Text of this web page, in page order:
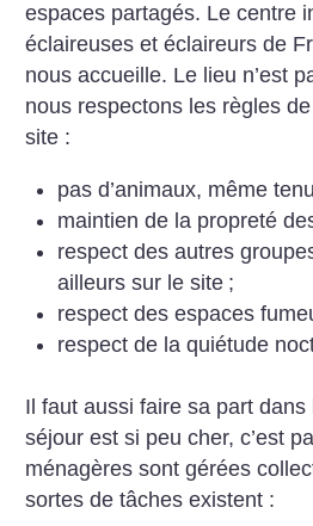
espaces partagés. Le centre
éclaireuses et éclaireurs de
nous accueille. Le lieu n’est
nous respectons les règles
site :
pas d’animaux, même
maintien de la propreté
respect des autres
ailleurs sur le site ;
respect des espaces
respect de la quiétude
Il faut aussi faire sa part dans
séjour est si peu cher, c’est
ménagères sont gérées
sortes de tâches existent :